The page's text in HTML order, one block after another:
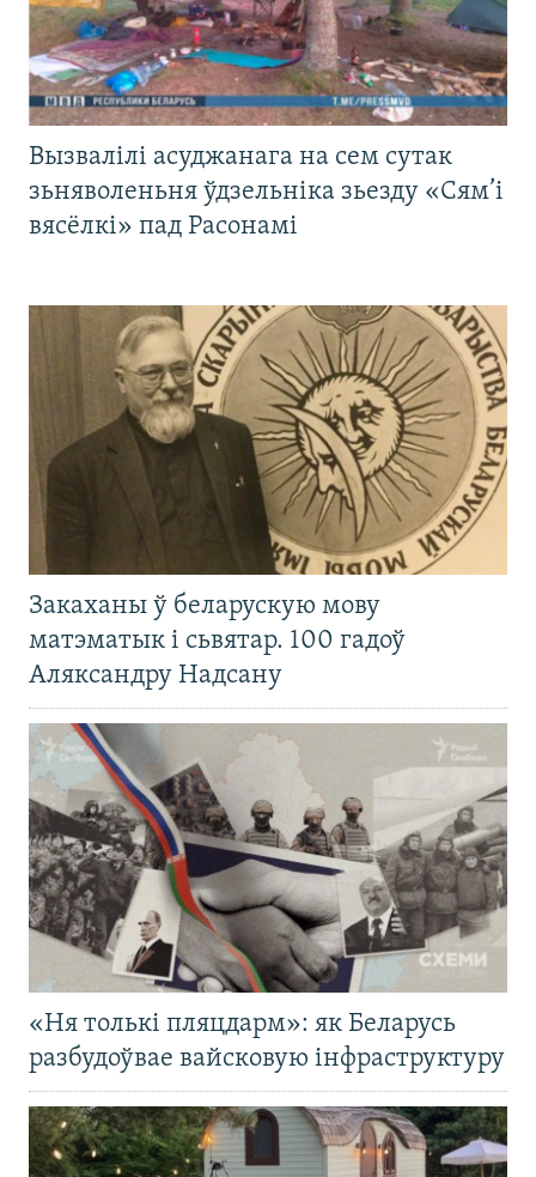
Вызвалілі асуджанага на сем сутак
зьняволеньня ўдзельніка зьезду «Сям’і
вясёлкі» пад Расонамі
Закаханы ў беларускую мову
матэматык і сьвятар. 100 гадоў
Аляксандру Надсану
«Ня толькі пляцдарм»: як Беларусь
разбудоўвае вайсковую інфраструктуру